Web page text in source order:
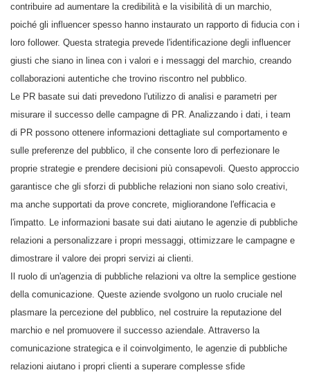
contribuire ad aumentare la credibilità e la visibilità di un marchio,
poiché gli influencer spesso hanno instaurato un rapporto di fiducia con i
loro follower. Questa strategia prevede l'identificazione degli influencer
giusti che siano in linea con i valori e i messaggi del marchio, creando
collaborazioni autentiche che trovino riscontro nel pubblico.
Le PR basate sui dati prevedono l'utilizzo di analisi e parametri per
misurare il successo delle campagne di PR. Analizzando i dati, i team
di PR possono ottenere informazioni dettagliate sul comportamento e
sulle preferenze del pubblico, il che consente loro di perfezionare le
proprie strategie e prendere decisioni più consapevoli. Questo approccio
garantisce che gli sforzi di pubbliche relazioni non siano solo creativi,
ma anche supportati da prove concrete, migliorandone l'efficacia e
l'impatto. Le informazioni basate sui dati aiutano le agenzie di pubbliche
relazioni a personalizzare i propri messaggi, ottimizzare le campagne e
dimostrare il valore dei propri servizi ai clienti.
Il ruolo di un'agenzia di pubbliche relazioni va oltre la semplice gestione
della comunicazione. Queste aziende svolgono un ruolo cruciale nel
plasmare la percezione del pubblico, nel costruire la reputazione del
marchio e nel promuovere il successo aziendale. Attraverso la
comunicazione strategica e il coinvolgimento, le agenzie di pubbliche
relazioni aiutano i propri clienti a superare complesse sfide